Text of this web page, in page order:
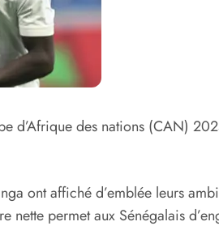
d’Afrique des nations (CAN)
ont affiché d’emblée leurs
permet aux Sénégalais